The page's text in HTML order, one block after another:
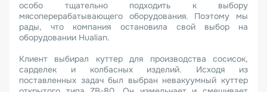
особо тщательно подходить к выбору
мясоперерабатывающего оборудования. Поэтому мы
рады, что компания остановила свой выбор на
оборудовании Hualian.
Клиент выбирал куттер для производства сосисок,
сарделек и колбасных изделий. Исходя из
поставленных задач был выбран невакуумный куттер